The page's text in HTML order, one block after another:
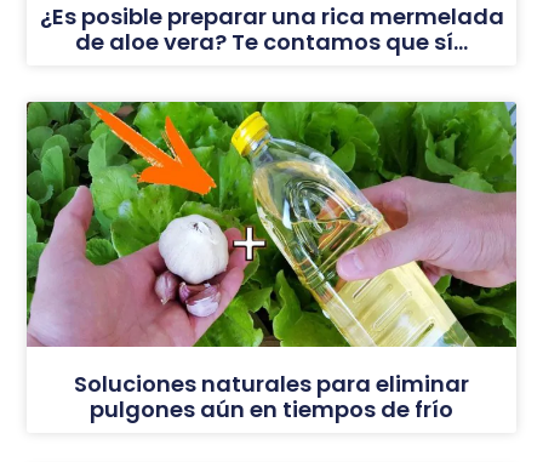
¿Es posible preparar una rica mermelada
de aloe vera? Te contamos que sí…
Soluciones naturales para eliminar
pulgones aún en tiempos de frío